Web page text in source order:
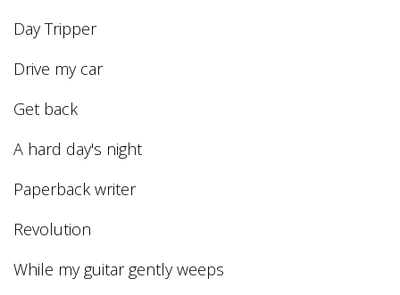
Day Tripper
Drive my car
Get back
A hard day's night
Paperback writer
Revolution
While my guitar gently weeps